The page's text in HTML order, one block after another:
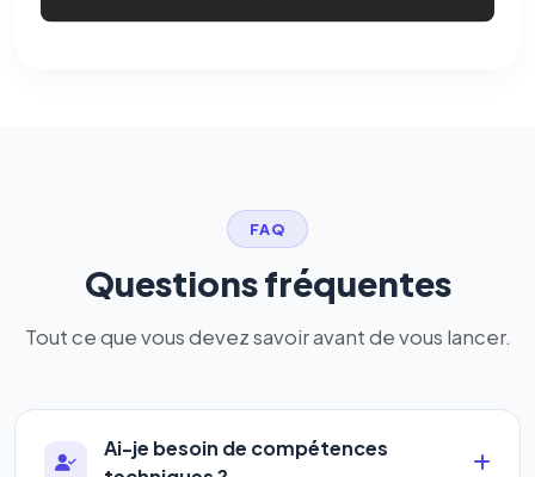
FAQ
Questions fréquentes
Tout ce que vous devez savoir avant de vous lancer.
Ai-je besoin de compétences